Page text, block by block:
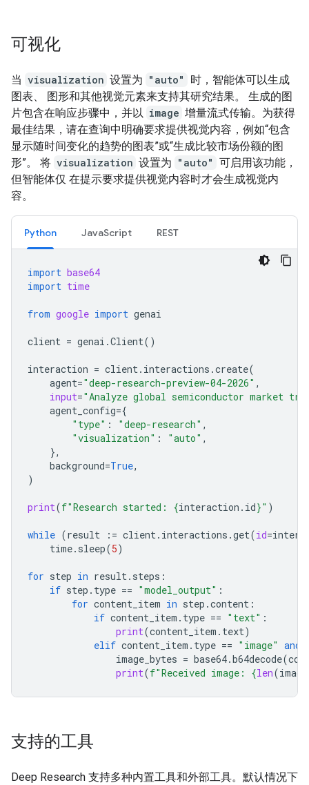
可视化
当 visualization 设置为 "auto"
时，智能体可以生成
图表、 图形和其他视觉元素来支持其研究结果。 生成的图
片包含在响应步骤中，并以 image 增量流式传输。为获得
最佳结果，请在查询中明确要求提供视觉内容，例如“包含
显示随时间变化的趋势的图表”或“生成比较市场份额的图
形”。 将 visualization 设置为 "auto" 可启用该功能，
但智能体仅 在提示要求提供视觉内容时才会生成视觉内
容。
Python JavaScript REST
import base64
import time
from google import genai
client = genai .Client()
interaction = client. interactions .create(
agent="deep-research-preview-04-2026" ,
input="Analyze global semiconductor market
agent_config={
"type" : "deep-research" ,
"visualization" : "auto" ,
},
background=True,
)
print(f"Research started: {interaction . id}" )
while (result := client. interactions .get(id=
time. sleep(5)
for step in result. steps :
if step . type == "model_output" :
for content_item in step .content :
if content_item . type == "text" :
print(content_item . text)
elif content_item . type == "image" and
image_bytes = base64.b64decode(
print(f"Received image: {len(
支持的工具
Deep Research 支持多种内置工具和外部工具。默认情况下